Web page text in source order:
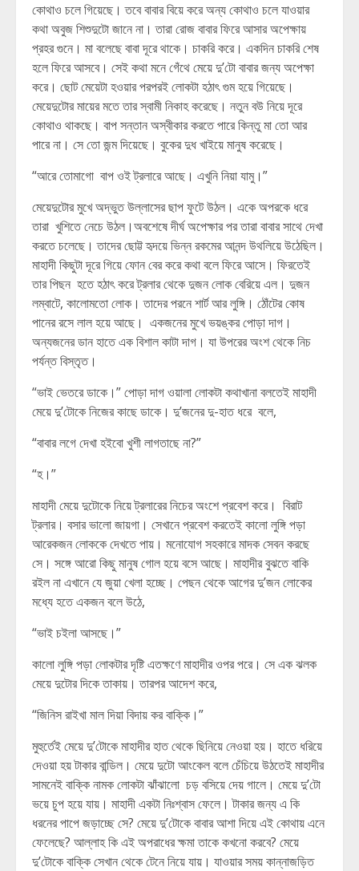
কোথাও চলে গিয়েছে। তবে বাবার বিয়ে করে অন্য কোথাও চলে যাওয়ার
কথা অবুজ শিশুদুটো জানে না। তারা রোজ বাবার ফিরে আসার অপেক্ষায়
প্রহর গুনে। মা বলেছে বাবা দূরে থাকে। চাকরি করে। একদিন চাকরি শেষ
হলে ফিরে আসবে। সেই কথা মনে গেঁথে মেয়ে দু’টো বাবার জন্য অপেক্ষা
করে। ছোট মেয়েটা হওয়ার পরপরই লোকটা হঠাৎ গুম হয়ে গিয়েছে।
মেয়েদুটোর মায়ের মতে তার স্বামী নিকাহ করেছে। নতুন বউ নিয়ে দূরে
কোথাও থাকছে। বাপ সন্তান অস্বীকার করতে পারে কিন্তু মা তো আর
পারে না। সে তো জন্ম দিয়েছে। বুকের দুধ খাইয়ে মানুষ করেছে।
“আরে তোমাগো বাপ ওই ট্রলারে আছে। এখুনি নিয়া যামু।”
মেয়েদুটোর মুখে অদ্ভুত উল্লাসের ছাপ ফুটে উঠল। একে অপরকে ধরে
তারা খুশিতে নেচে উঠল।অবশেষে দীর্ঘ অপেক্ষার পর তারা বাবার সাথে দেখা
করতে চলেছে। তাদের ছোট্ট হৃদয়ে ভিন্ন রকমের আনন্দ উথলিয়ে উঠেছিল।
মাহাদী কিছুটা দূরে গিয়ে ফোন বের করে কথা বলে ফিরে আসে। ফিরতেই
তার পিছন হতে হঠাৎ করে ট্রলার থেকে দুজন লোক বেরিয়ে এল। দুজন
লম্বাটে, কালোমতো লোক। তাদের পরনে শার্ট আর লুঙ্গি। ঠোঁটের কোষ
পানের রসে লাল হয়ে আছে। একজনের মুখে ভয়ঙ্কর পোড়া দাগ।
অন্যজনের ডান হাতে এক বিশাল কাটা দাগ। যা উপরের অংশ থেকে নিচ
পর্যন্ত বিস্তৃত।
“ভাই ভেতরে ডাকে।” পোড়া দাগ ওয়ালা লোকটা কথাখানা বলতেই মাহাদী
মেয়ে দু’টোকে নিজের কাছে ডাকে। দু’জনের দু-হাত ধরে বলে,
“বাবার লগে দেখা হইবো খুশী লাগতাছে না?”
“হ।”
মাহাদী মেয়ে দুটোকে নিয়ে ট্রলারের নিচের অংশে প্রবেশ করে। বিরাট
ট্রলার। বসার ভালো জায়গা। সেখানে প্রবেশ করতেই কালো লুঙ্গি পড়া
আরেকজন লোককে দেখতে পায়। মনোযোগ সহকারে মাদক সেবন করছে
সে। সঙ্গে আরো কিছু মানুষ গোল হয়ে বসে আছে। মাহাদীর বুঝতে বাকি
রইল না এখানে যে জুয়া খেলা হচ্ছে। পেছন থেকে আগের দু’জন লোকের
মধ্যে হতে একজন বলে উঠে,
“ভাই চইলা আসছে।”
কালো লুঙ্গি পড়া লোকটার দৃষ্টি এতক্ষণে মাহাদীর ওপর পরে। সে এক ঝলক
মেয়ে দুটোর দিকে তাকায়। তারপর আদেশ করে,
“জিনিস রাইখা মাল দিয়া বিদায় কর বাক্কি।”
মুহুর্তেই মেয়ে দু’টোকে মাহাদীর হাত থেকে ছিনিয়ে নেওয়া হয়। হাতে ধরিয়ে
দেওয়া হয় টাকার বান্ডিল। মেয়ে দুটো আংকেল বলে চেঁচিয়ে উঠতেই মাহাদীর
সামনেই বাক্কি নামক লোকটা ঝাঁঝালো চড় বসিয়ে দেয় গালে। মেয়ে দু’টো
ভয়ে চুপ হয়ে যায়। মাহাদী একটা নিঃশ্বাস ফেলে। টাকার জন্য এ কি
ধরনের পাপে জড়াচ্ছে সে? মেয়ে দু’টোকে বাবার আশা দিয়ে এই কোথায় এনে
ফেলেছে? আল্লাহ কি এই অপরাধের ক্ষমা তাকে কখনো করবে? মেয়ে
দু’টোকে বাক্কি সেখান থেকে টেনে নিয়ে যায়। যাওয়ার সময় কান্নাজড়িত